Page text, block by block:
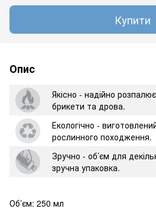
Купити
Опис
Якісно - надійно
брикети та дрова.
Екологічно -
рослинного походження.
Зручно - об’єм для
зручна упаковка.
Об’єм: 250 мл